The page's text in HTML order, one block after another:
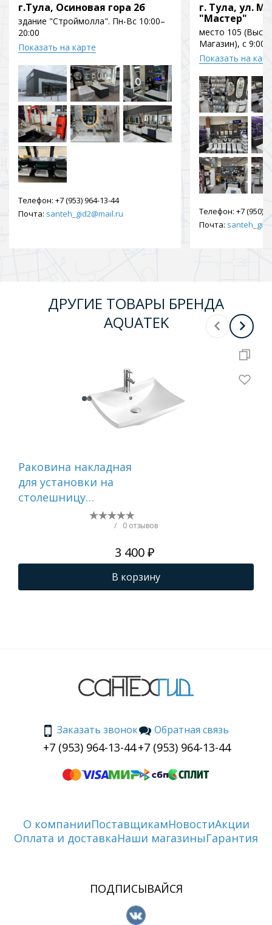
г.Тула, Осиновая гора 2б
здание "Строймолла". Пн-Вс 10:00–
20:00
Показать на карте
Телефон: +7 (953) 964-13-44
Почта: santeh_gid2@mail.ru
г. Тула, ул.
"Мастер"
место 105
Магазин), с 9:00
Показать на
Телефон: +7 (950)
Почта:
ДРУГИЕ ТОВАРЫ БРЕНДА
AQUATEK
Раковина накладная
для установки на
столешницу
AQUATEK AQ5518-00,
/ 0 отзывов
3 400 ₽
В корзину
Заказать звонок
+7 (953) 964-13-44
Обратная связь
+7 (953) 964-13-44
О компанииПоставщикамНовостиАкции
Оплата и доставкаНаши магазиныГарантия
ПОДПИСЫВАЙСЯ